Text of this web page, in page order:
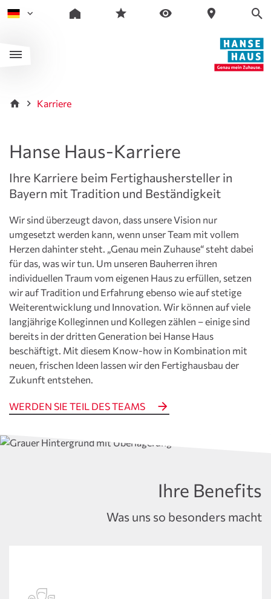
Karriere
Ihre Karriere beim Fertighaushersteller in
Bayern mit Tradition und Beständigkeit
Hanse Haus-Karriere
Wir sind überzeugt davon, dass unsere Vision nur
umgesetzt werden kann, wenn unser Team mit vollem
Herzen dahinter steht. „Genau mein Zuhause“ steht dabei
für das, was wir tun. Um unseren Bauherren ihren
individuellen Traum vom eigenen Haus zu erfüllen, setzen
wir auf Tradition und Erfahrung ebenso wie auf stetige
Weiterentwicklung und Innovation. Wir können auf viele
langjährige Kolleginnen und Kollegen zählen – einige sind
bereits in der dritten Generation bei Hanse Haus
beschäftigt. Mit diesem Know-how in Kombination mit
neuen, frischen Ideen lassen wir den Fertighausbau der
Zukunft entstehen.
WERDEN SIE TEIL DES TEAMS
Was uns so besonders macht
Ihre Benefits